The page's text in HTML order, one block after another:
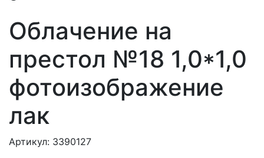
Облачение на
престол №18 1,0*1,0
фотоизображение
лак
Артикул: 3390127